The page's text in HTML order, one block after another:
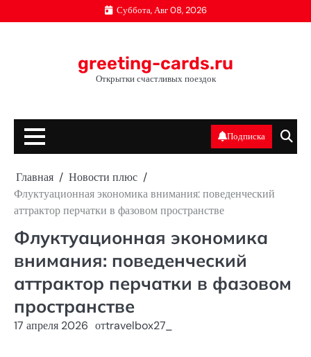
к
Суббота, Авг 08, 2026
greeting-cards.ru
Открытки счастливых поездок
Подписка
Главная
Новости плюс
Флуктуационная экономика внимания: поведенческий
аттрактор перчатки в фазовом пространстве
Флуктуационная экономика
внимания: поведенческий
аттрактор перчатки в фазовом
пространстве
17 апреля 2026 отtravelbox27_